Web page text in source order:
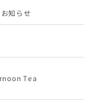
知らせ
Tea